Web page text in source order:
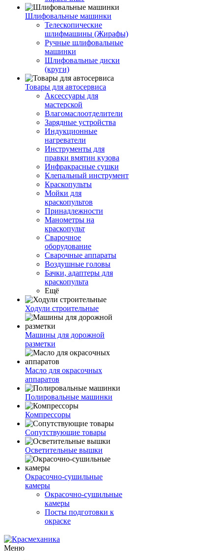
Шлифовальные машинки
Телескопические
шлифмашины (Жирафы)
Ручные шлифовальные
машинки
Шлифовальные диски
(круги)
Товары для автосервиса
Аксессуары для
мастерской
Влагомаслоотделители
Зарядные устройства
Индукционные
нагреватели
Инструменты для
правки вмятин кузова
Инфракрасные сушки
Клепальный инструмент
Краскопульты
Мойки для
краскопультов
Принадлежности
Манометры на
краскопульт
Сварочное
оборудование
Сварочные аппараты
Воздушные головы
Бачки, адаптеры для
краскопульта
Ещё
Ходули строительные
Машины для дорожной
разметки
Масло для окрасочных
аппаратов
Полировальные машинки
Компрессоры
Сопутствующие товары
Осветительные вышки
Окрасочно-сушильные
камеры
Окрасочно-сушильные
камеры
Посты подготовки к
окраске
Меню